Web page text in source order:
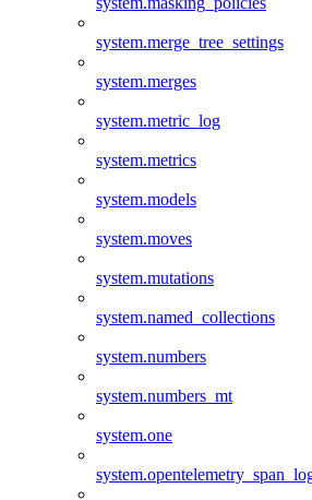
system.merge_tree_settings
system.merges
system.metric_log
system.metrics
system.models
system.moves
system.mutations
system.named_collections
system.numbers
system.numbers_mt
system.one